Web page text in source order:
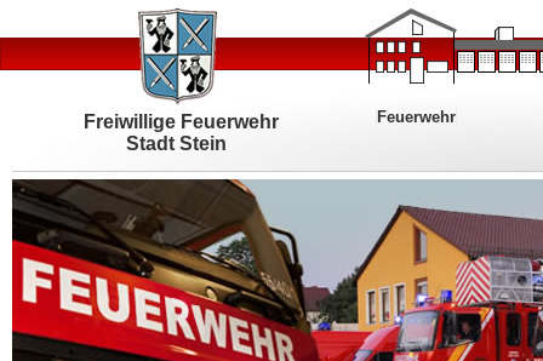
Freiwillige Feuerwehr
Stadt Stein
Feuerwehr